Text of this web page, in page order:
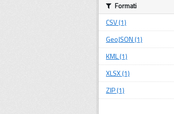
Formati
CSV (1)
GeoJSON (1)
KML (1)
XLSX (1)
ZIP (1)